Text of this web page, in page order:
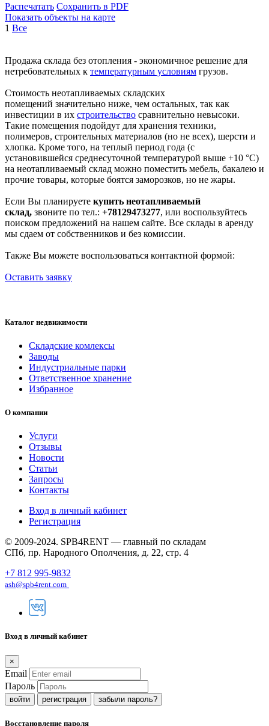
Распечатать Сохранить в PDF
Показать объекты на карте
1 Все
Продажа склада без отопления - экономичное решение для
нетребовательных к температурным условиям грузов.
Стоимость неотапливаемых складских
помещений значительно ниже, чем остальных, так как
инвестиции в их строительство сравнительно невысоки.
Такие помещения подойдут для хранения техники,
полимеров, строительных материалов (но не всех), шерсти и
хлопка. Кроме того, на теплый период года (с
установившейся среднесуточной температурой выше +10 °С)
на неотапливаемый склад можно поместить мебель, бакалею и
прочие товары, которые боятся заморозков, но не жары.
Если Вы планируете купить неотапливаемый
склад, звоните по тел.: +78129473277, или воспользуйтесь
поиском предложений на нашем сайте. Все склады в аренду
мы сдаем от собственников и без комиссии.
Также Вы можете воспользоваться контактной формой:
Оставить заявку
Каталог недвижимости
Складские комлексы
Заводы
Индустриальные парки
Ответственное хранение
Избранное
О компании
Услуги
Отзывы
Новости
Статьи
Запросы
Контакты
Вход в личный кабинет
Регистрация
© 2009-2024. SPB4RENT — главный по складам
СПб, пр. Народного Ополчения, д. 22, стр. 4
+7 812 995-9832
ash@spb4rent.com
Вход в личный кабинет
×
Email
Пароль
регистрация забыли пароль?
Восстановление пароля